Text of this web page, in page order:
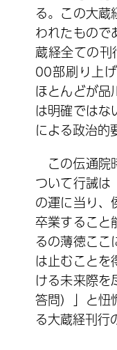
る。この大蔵
われたもので
蔵経全ての
00部刷り上
ほとんどが品
は明確ではな
による政治的
この伝通院
ついて行誡は
の運に当り、
卒業すること
るの薄徳ここ
は止むことを
ける未来際を
答問）」と忸
る大蔵経刊行